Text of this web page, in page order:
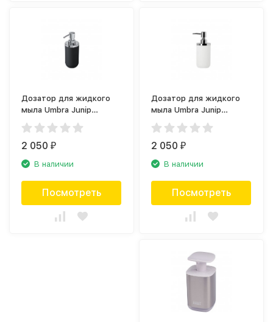
Дозатор для жидкого
мыла Umbra Junip
1008027-152
2 050₽
В наличии
Посмотреть
Дозатор для жидкого
мыла Umbra Junip
1008027-153
2 050₽
В наличии
Посмотреть